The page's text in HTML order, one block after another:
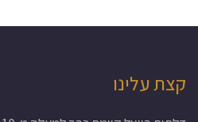
קצת עלינו